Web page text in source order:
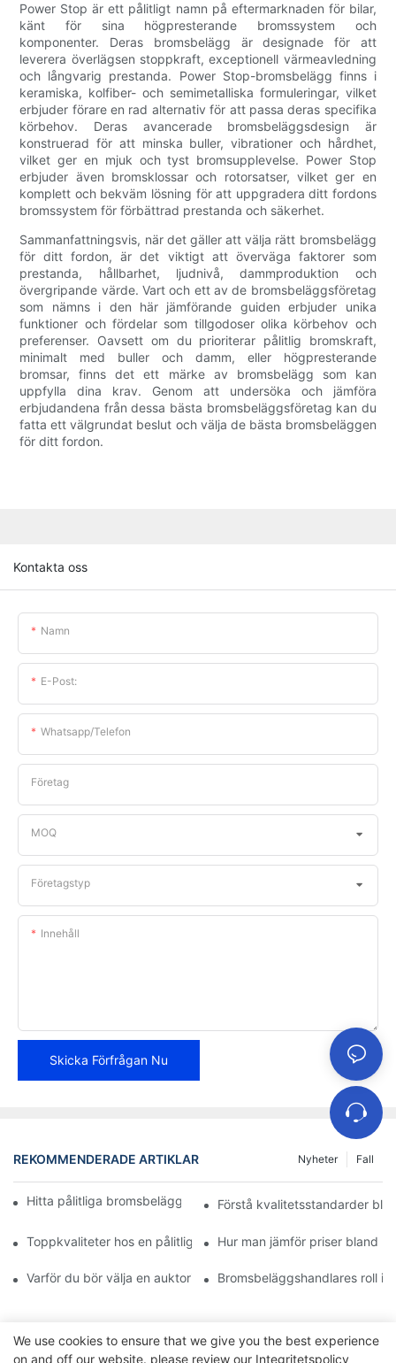
Power Stop är ett pålitligt namn på eftermarknaden för bilar,
känt för sina högpresterande bromssystem och
komponenter. Deras bromsbelägg är designade för att
leverera överlägsen stoppkraft, exceptionell värmeavledning
och långvarig prestanda. Power Stop-bromsbelägg finns i
keramiska, kolfiber- och semimetalliska formuleringar, vilket
erbjuder förare en rad alternativ för att passa deras specifika
körbehov. Deras avancerade bromsbeläggsdesign är
konstruerad för att minska buller, vibrationer och hårdhet,
vilket ger en mjuk och tyst bromsupplevelse. Power Stop
erbjuder även bromsklossar och rotorsatser, vilket ger en
komplett och bekväm lösning för att uppgradera ditt fordons
bromssystem för förbättrad prestanda och säkerhet.
Sammanfattningsvis, när det gäller att välja rätt bromsbelägg
för ditt fordon, är det viktigt att överväga faktorer som
prestanda, hållbarhet, ljudnivå, dammproduktion och
övergripande värde. Vart och ett av de bromsbeläggsföretag
som nämns i den här jämförande guiden erbjuder unika
funktioner och fördelar som tillgodoser olika körbehov och
preferenser. Oavsett om du prioriterar pålitlig bromskraft,
minimalt med buller och damm, eller högpresterande
bromsar, finns det ett märke av bromsbelägg som kan
uppfylla dina krav. Genom att undersöka och jämföra
erbjudandena från dessa bästa bromsbeläggsföretag kan du
fatta ett välgrundat beslut och välja de bästa bromsbeläggen
för ditt fordon.
Kontakta oss
Namn
E-Post:
Whatsapp/telefon
Företag
MOQ
Företagstyp
Innehåll
Skicka Förfrågan Nu
REKOMMENDERADE ARTIKLAR Fall
Nyheter
Hitta pålitliga bromsbeläggsdistributörer för ditt företag
Förstå kvalitetsstandarder
Toppkvaliteter hos en pålitlig bromsbeläggsåterförsäljare
Hur man jämför priser bland
Varför du bör välja en auktoriserad återförsäljare av
Bromsbeläggshandlares roll i
We use cookies to ensure that we give you the best experience
on and off our website. please review our Integritetspolicy